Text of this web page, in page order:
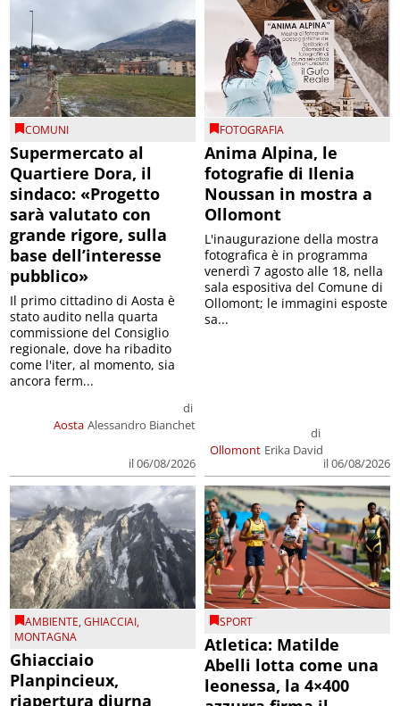
COMUNI
Supermercato al
Quartiere Dora, il
sindaco: «Progetto
sarà valutato con
grande rigore, sulla
base dell’interesse
pubblico»
Aosta
di
Alessandro Bianchet
il 06/08/2026
Il primo cittadino di Aosta è
stato audito nella quarta
commissione del Consiglio
regionale, dove ha ribadito
come l'iter, al momento, sia
ancora ferm...
FOTOGRAFIA
Anima Alpina, le
fotografie di Ilenia
Noussan in mostra a
Ollomont
Ollomont
di
Erika David
il 06/08/2026
L'inaugurazione della mostra
fotografica è in programma
venerdì 7 agosto alle 18, nella
sala espositiva del Comune di
Ollomont; le immagini esposte
sa...
AMBIENTE,GHIACCIAI,
MONTAGNA
Ghiacciaio
Planpincieux,
riapertura diurna
SPORT
Atletica: Matilde
Abelli lotta come una
leonessa, la 4×400